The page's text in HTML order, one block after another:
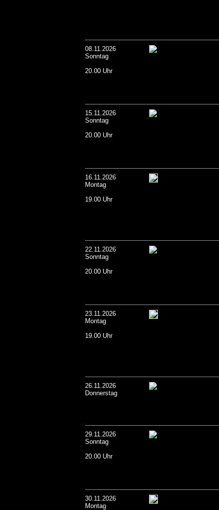
08.11.2026
Sonntag
20.00 Uhr
15.11.2026
Sonntag
20.00 Uhr
16.11.2026
Montag
19.00 Uhr
22.11.2026
Sonntag
20.00 Uhr
23.11.2026
Montag
19.00 Uhr
26.11.2026
Donnerstag
29.11.2026
Sonntag
20.00 Uhr
30.11.2026
Montag